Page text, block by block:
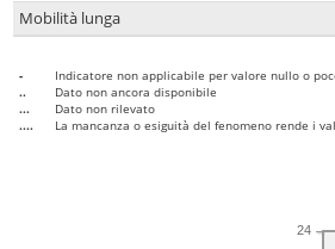
Mobilità lunga
-
Indicatore non applicabile per valore nullo o
..
Dato non ancora disponibile
...
Dato non rilevato
....
La mancanza o esiguità del fenomeno rende i
24